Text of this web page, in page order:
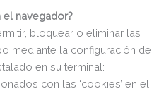
el navegador?
bloquear o eliminar las
mediante la configuración de
en su terminal:
con las ‘cookies’ en el